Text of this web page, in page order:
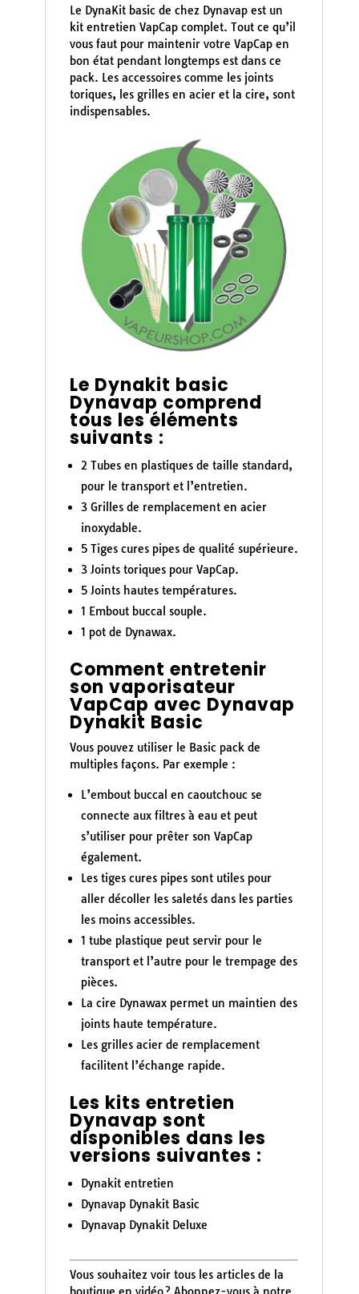
Le DynaKit basic de chez Dynavap est un
kit entretien VapCap complet. Tout ce qu’il
vous faut pour maintenir votre VapCap en
bon état pendant longtemps est dans ce
pack. Les accessoires comme les joints
toriques, les grilles en acier et la cire, sont
indispensables.
Le Dynakit basic
Dynavap comprend
tous les éléments
suivants :
2 Tubes en plastiques de taille standard,
pour le transport et l’entretien.
3 Grilles de remplacement en acier
inoxydable.
5 Tiges cures pipes de qualité supérieure.
3 Joints toriques pour VapCap.
5 Joints hautes températures.
1 Embout buccal souple.
1 pot de Dynawax.
Comment entretenir
son vaporisateur
VapCap avec Dynavap
Dynakit Basic
Vous pouvez utiliser le Basic pack de
multiples façons. Par exemple :
L’embout buccal en caoutchouc se
connecte aux filtres à eau et peut
s’utiliser pour prêter son VapCap
également.
Les tiges cures pipes sont utiles pour
aller décoller les saletés dans les parties
les moins accessibles.
1 tube plastique peut servir pour le
transport et l’autre pour le trempage des
pièces.
La cire Dynawax permet un maintien des
joints haute température.
Les grilles acier de remplacement
facilitent l’échange rapide.
Les kits entretien
Dynavap sont
disponibles dans les
versions suivantes :
Dynakit entretien
Dynavap Dynakit Basic
Dynavap Dynakit Deluxe
Vous souhaitez voir tous les articles de la